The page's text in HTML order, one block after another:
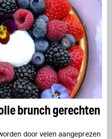
brunch gerechten
door velen aangeprezen